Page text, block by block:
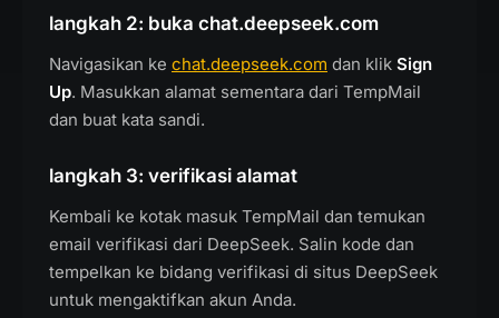
langkah 2: buka chat.deepseek.com
Navigasikan ke chat.deepseek.com dan klik Sign
Up. Masukkan alamat sementara dari TempMail
dan buat kata sandi.
langkah 3: verifikasi alamat
Kembali ke kotak masuk TempMail dan temukan
email verifikasi dari DeepSeek. Salin kode dan
tempelkan ke bidang verifikasi di situs DeepSeek
untuk mengaktifkan akun Anda.